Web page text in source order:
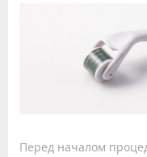
Перед началом